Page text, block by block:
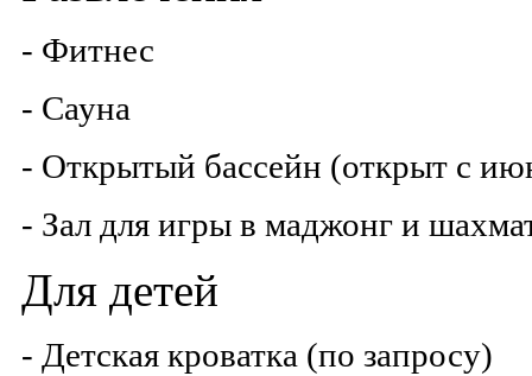
- Фитнес
- Сауна
- Открытый бассейн (открыт с
- Зал для игры в маджонг и
Для детей
- Детская кроватка (по запросу)